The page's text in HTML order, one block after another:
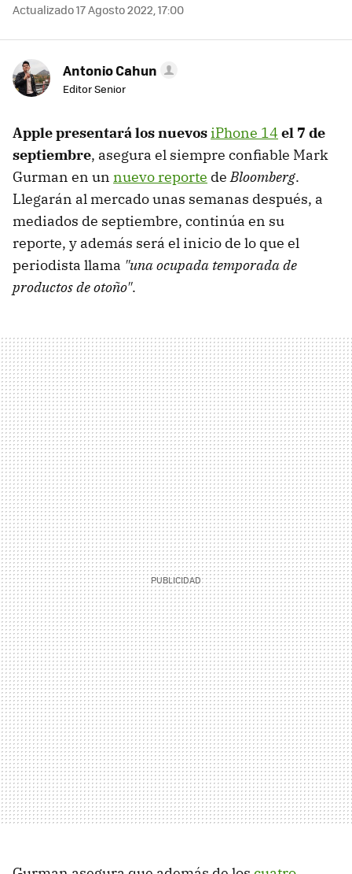
Actualizado 17 Agosto 2022, 17:00
Antonio Cahun
Editor Senior
Apple presentará los nuevosiPhone 14 el 7 de
septiembre, asegura el siempre confiable Mark
Gurman en un nuevo reporte deBloomberg.
Llegarán al mercado unas semanas después, a
mediados de septiembre, continúa en su
reporte, y además será el inicio de lo que el
periodista llama "una ocupada temporada de
productos de otoño".